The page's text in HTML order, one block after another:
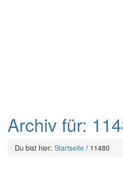
Archiv für:
Du bist hier: Startseite / 11480